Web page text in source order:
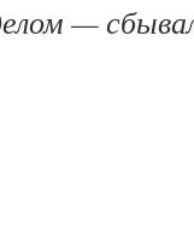
—